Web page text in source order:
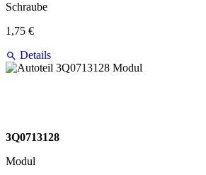
Schraube
1,75 €
Details
3Q0713128
Modul